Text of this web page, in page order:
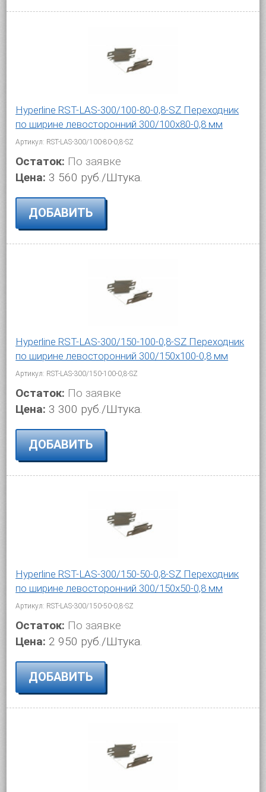
Hyperline RST-LAS-300/100-80-0,8-SZ Переходник
по ширине левосторонний 300/100x80-0,8 мм
Артикул: RST-LAS-300/100-80-0,8-SZ
Остаток: По заявке
Цена: 3 560 руб./Штука.
ДОБАВИТЬ
Hyperline RST-LAS-300/150-100-0,8-SZ Переходник
по ширине левосторонний 300/150x100-0,8 мм
Артикул: RST-LAS-300/150-100-0,8-SZ
Остаток: По заявке
Цена: 3 300 руб./Штука.
ДОБАВИТЬ
Hyperline RST-LAS-300/150-50-0,8-SZ Переходник
по ширине левосторонний 300/150x50-0,8 мм
Артикул: RST-LAS-300/150-50-0,8-SZ
Остаток: По заявке
Цена: 2 950 руб./Штука.
ДОБАВИТЬ